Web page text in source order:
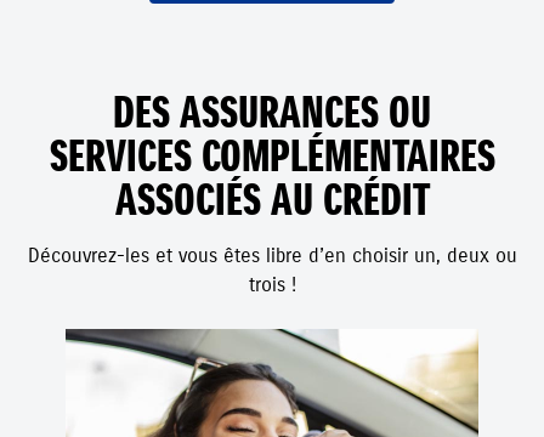
DES ASSURANCES OU
SERVICES COMPLÉMENTAIRES
ASSOCIÉS AU CRÉDIT
Découvrez-les et vous êtes libre d’en choisir un, deux ou
trois !